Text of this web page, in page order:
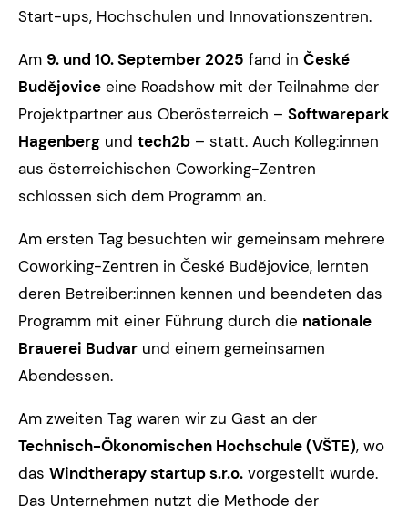
Start-ups, Hochschulen und Innovationszentren.
Am 9. und 10. September 2025 fand in České
Budějovice eine Roadshow mit der Teilnahme der
Projektpartner aus Oberösterreich – Softwarepark
Hagenberg und tech2b – statt. Auch Kolleg:innen
aus österreichischen Coworking-Zentren
schlossen sich dem Programm an.
Am ersten Tag besuchten wir gemeinsam mehrere
Coworking-Zentren in České Budějovice, lernten
deren Betreiber:innen kennen und beendeten das
Programm mit einer Führung durch die nationale
Brauerei Budvar und einem gemeinsamen
Abendessen.
Am zweiten Tag waren wir zu Gast an der
Technisch-Ökonomischen Hochschule (VŠTE), wo
das Windtherapy startup s.r.o. vorgestellt wurde.
Das Unternehmen nutzt die Methode der